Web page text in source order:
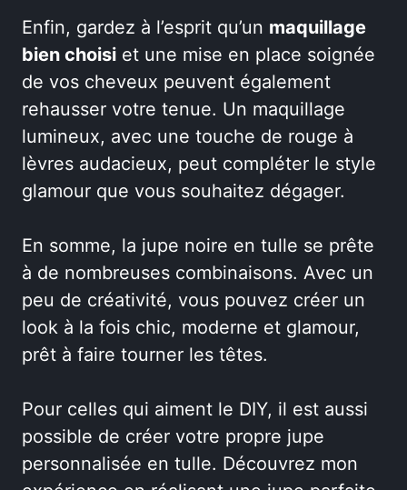
Enfin, gardez à l’esprit qu’un maquillage
bien choisi et une mise en place soignée
de vos cheveux peuvent également
rehausser votre tenue. Un maquillage
lumineux, avec une touche de rouge à
lèvres audacieux, peut compléter le style
glamour que vous souhaitez dégager.
En somme, la jupe noire en tulle se prête
à de nombreuses combinaisons. Avec un
peu de créativité, vous pouvez créer un
look à la fois chic, moderne et glamour,
prêt à faire tourner les têtes.
Pour celles qui aiment le DIY, il est aussi
possible de créer votre propre jupe
personnalisée en tulle. Découvrez mon